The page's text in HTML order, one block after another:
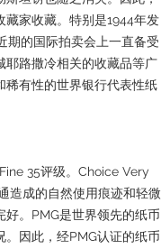
家收藏。特别是1944年发
期的国际拍卖会上一直备受
耶路撒冷相关的收藏品等广
稀有性的世界银行代表性纸
35评级。Choice Very
造成的自然使用痕迹和轻微
。PMG是世界领先的纸币
因此，经PMG认证的纸币